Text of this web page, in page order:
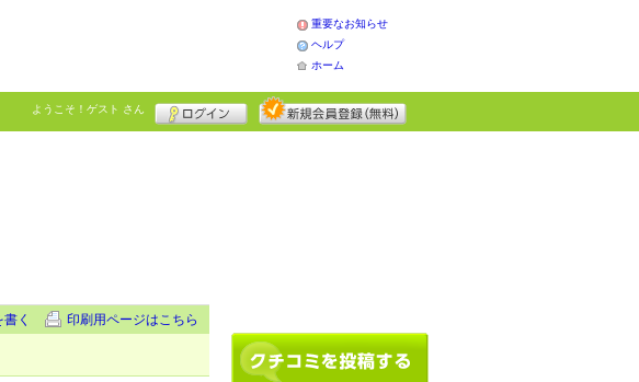
重要なお知らせ
ヘルプ
ホーム
ようこそ！ ゲスト さん
書く 印刷用ページはこちら